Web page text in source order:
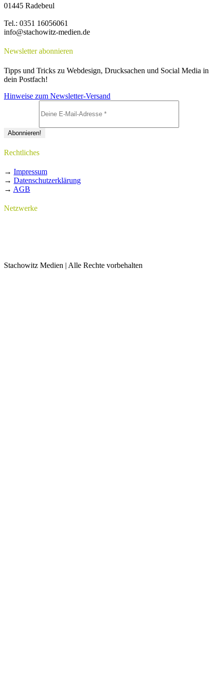
01445 Radebeul
Tel.: 0351 16056061
info@stachowitz-medien.de
Newsletter abonnieren
Tipps und Tricks zu Webdesign, Drucksachen und Social Media in
dein Postfach!
Hinweise zum Newsletter-Versand
Rechtliches
→ Impressum
→ Datenschutzerklärung
→ AGB
Netzwerke
Stachowitz Medien | Alle Rechte vorbehalten